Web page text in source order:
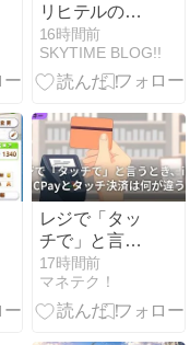
リヒテルのピ
アノ協奏曲 モ
ーツァルト/バ
ッハ
16時間前
SKYTIME BLOG!!
レジで「タッ
チで」と言う
とき、iDと
QUICPayとタ
ッチ決済は何
17時間前
マネテク！